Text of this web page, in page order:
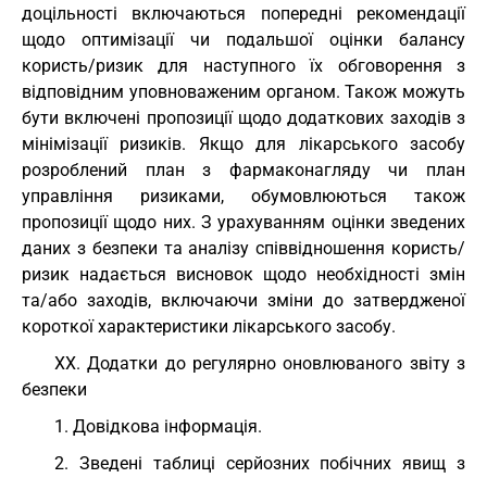
доцільності включаються попередні рекомендації
щодо оптимізації чи подальшої оцінки балансу
користь/ризик для наступного їх обговорення з
відповідним уповноваженим органом. Також можуть
бути включені пропозиції щодо додаткових заходів з
мінімізації ризиків. Якщо для лікарського засобу
розроблений план з фармаконагляду чи план
управління ризиками, обумовлюються також
пропозиції щодо них. З урахуванням оцінки зведених
даних з безпеки та аналізу співвідношення користь/
ризик надається висновок щодо необхідності змін
та/або заходів, включаючи зміни до затвердженої
короткої характеристики лікарського засобу.
XX. Додатки до регулярно оновлюваного звіту з
безпеки
1. Довідкова інформація.
2. Зведені таблиці серйозних побічних явищ з